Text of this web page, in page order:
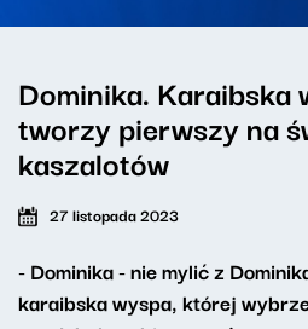
Dominika. Karaibska
tworzy pierwszy na
kaszalotów
27 listopada 2023
- Dominika - nie mylić z
karaibska wyspa, której